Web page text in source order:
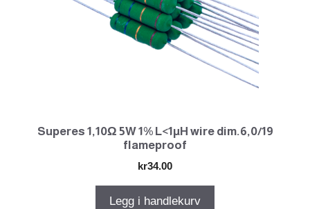
Superes 1,10Ω 5W 1% L<1µH wire dim.6,0/19
flameproof
kr34.00
Legg i handlekurv